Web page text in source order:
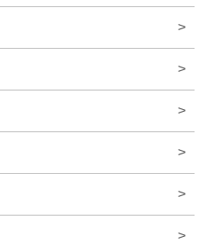
>
>
>
>
>
>